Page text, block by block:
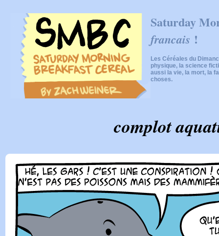
Saturday
francais !
Les Céréales du
physique, la science
aussi la vie, la mort, la
choses.
complot